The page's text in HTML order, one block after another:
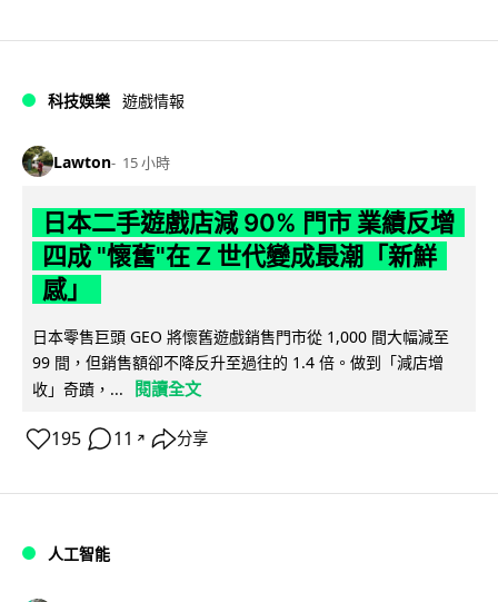
科技娛樂 遊戲情報
Lawton 15 小時
日本二手遊戲店減 90% 門市 業績反增
四成 "懷舊"在 Z 世代變成最潮「新鮮
感」
日本零售巨頭 GEO 將懷舊遊戲銷售門市從 1,000 間大幅減至
99 間，但銷售額卻不降反升至過往的 1.4 倍。做到「減店增
收」奇蹟，...
閱讀全文
195 11 ↗ 分享
人工智能